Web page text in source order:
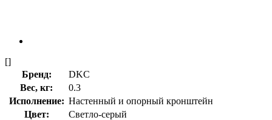
[]
Бренд:
DKC
Вес, кг:
0.3
Исполнение: Настенный и опорный кронштейн
Цвет:
Светло-серый